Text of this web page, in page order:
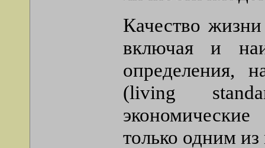
Качество
включая и
определения,
(living
только одним